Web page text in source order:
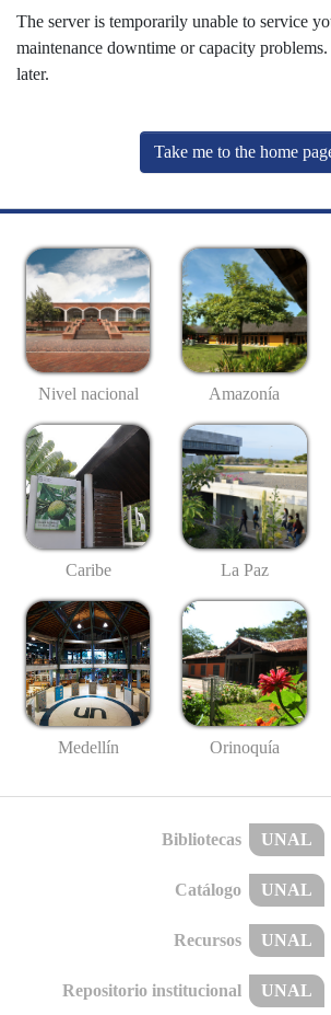
The server is temporarily unable to service
maintenance downtime or capacity problems.
later.
Take me to the home
Nivel nacional Amazonía
Caribe La Paz
Medellín Orinoquía
Bibliotecas UNAL
Catálogo UNAL
Recursos UNAL
Repositorio institucional UNAL